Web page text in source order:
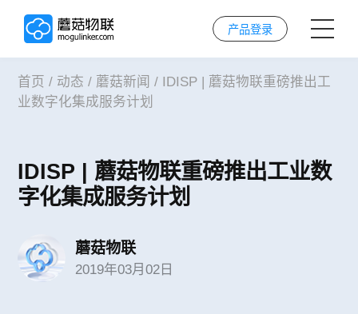
首页
AI技术
实施服务
产品登录
首页 / 动态 / 蘑菇新闻 / IDISP | 蘑菇物联重磅推出工
业数字化集成服务计划
IDISP | 蘑菇物联重磅推出工业数
字化集成服务计划
蘑菇物联
2019年03月02日